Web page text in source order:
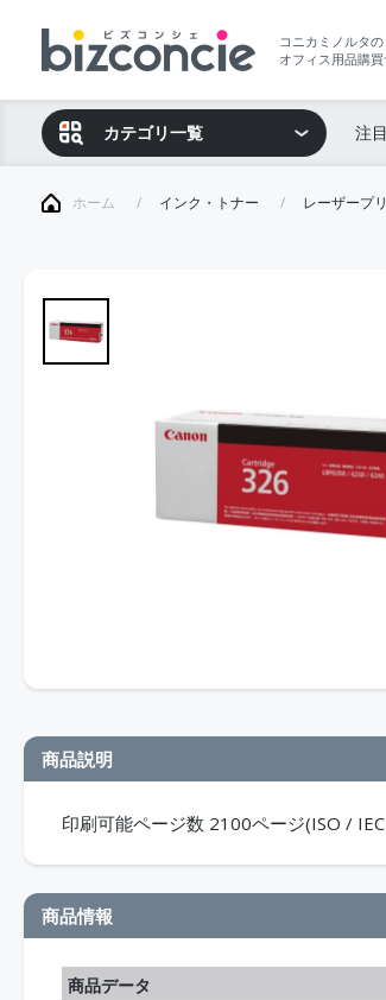
コニカミノルタの
オフィス用品購買
カテゴリ一覧 注
ホーム インク・トナー レーザープ
商品説明
印刷可能ページ数 2100ページ(ISO /
商品情報
商品データ